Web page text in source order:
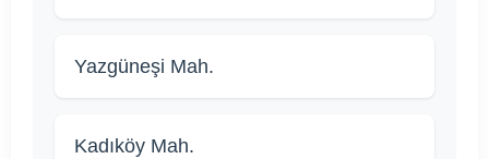
Yazgüneşi Mah.
Kadıköy Mah.